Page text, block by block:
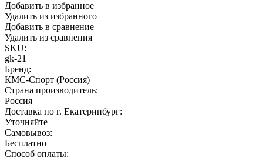
Добавить в избранное
Удалить из избранного
Добавить в сравнение
Удалить из сравнения
SKU:
gk-21
Бренд:
КМС-Спорт (Россия)
Страна производитель:
Россия
Доставка по г. Екатеринбург:
Уточняйте
Самовывоз:
Бесплатно
Способ оплаты: